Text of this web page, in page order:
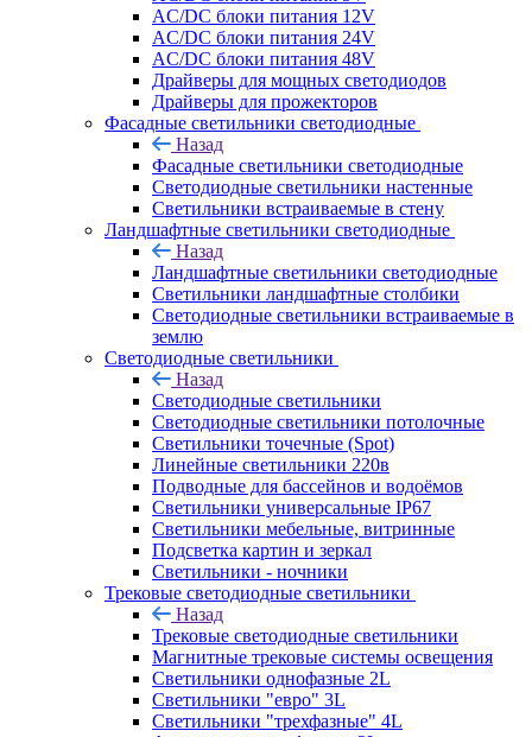
AC/DC блоки питания 12V
AC/DC блоки питания 24V
AC/DC блоки питания 48V
Драйверы для мощных светодиодов
Драйверы для прожекторов
Фасадные светильники светодиодные
Назад
Фасадные светильники светодиодные
Светодиодные светильники настенные
Светильники встраиваемые в стену
Ландшафтные светильники светодиодные
Назад
Ландшафтные светильники светодиодные
Светильники ландшафтные столбики
Светодиодные светильники встраиваемые в
землю
Светодиодные светильники
Назад
Светодиодные светильники
Светодиодные светильники потолочные
Светильники точечные (Spot)
Линейные светильники 220в
Подводные для бассейнов и водоёмов
Светильники универсальные IP67
Светильники мебельные, витринные
Подсветка картин и зеркал
Светильники - ночники
Трековые светодиодные светильники
Назад
Трековые светодиодные светильники
Магнитные трековые системы освещения
Светильники однофазные 2L
Светильники "евро" 3L
Светильники "трехфазные" 4L